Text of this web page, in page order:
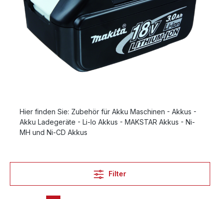
Hier finden Sie: Zubehör für Akku Maschinen - Akkus -
Akku Ladegeräte - Li-Io Akkus - MAKSTAR Akkus - Ni-
MH und Ni-CD Akkus
Filter